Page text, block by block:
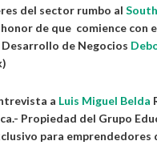
del sector rumbo al
honor de que comience
de Negocios
a Luis Miguel Belda
Propiedad del Grupo
para